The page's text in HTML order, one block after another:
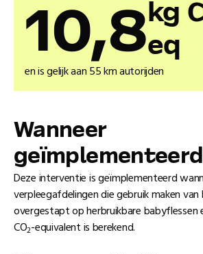
10,8kg
eq
en is gelijk aan 55 km autorijden
Wanneer
Deze interventie is geïmplementeerd
verpleegafdelingen die gebruik maken
overgestapt op herbruikbare babyflessen
CO2-equivalent is berekend.